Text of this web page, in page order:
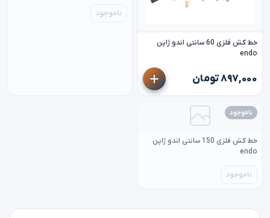
خط کش فلزی 60 سانتی اندو ژاپن
endo
۸۹۷,۰۰۰ تومان
ناموجود
ناموجود
خط کش فلزی 150 سانتی اندو ژاپن
endo
ناموجود